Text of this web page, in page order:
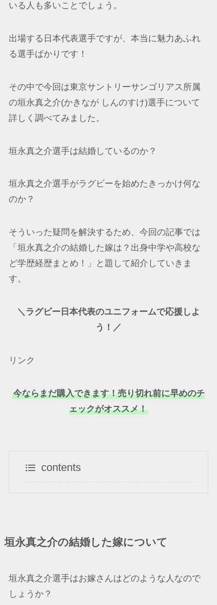
いる人も多いことでしょう。
出場する日本代表選手ですが、本当に魅力あふれ
る選手ばかりです！
その中で今回は東京サントリーサンゴリアス所属
の垣永真之介(かきなが しんのすけ)選手について
詳しく調べてみました。
垣永真之介選手は結婚しているのか？
垣永真之介選手がラグビーを始めたきっかけ何な
のか？
そういった疑問を解決するため、今回の記事では
「垣永真之介の結婚した嫁は？出身中学や高校な
ど学歴経歴まとめ！」と題して紹介していきま
す。
＼ラグビー日本代表のユニフォームで応援しよ
う！／
リンク
今ならまだ購入できます！売り切れ前に早めのチ
ェックがオススメ！
contents
垣永真之介の結婚した嫁について
垣永真之介選手はお嫁さんはどのような人なので
しょうか？